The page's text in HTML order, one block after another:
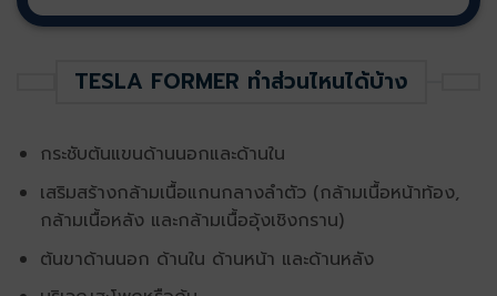
TESLA FORMER ทำส่วนไหนได้บ้าง
กระชับต้นแขนด้านนอกและด้านใน
เสริมสร้างกล้ามเนื้อแกนกลางลำตัว (กล้ามเนื้อหน้าท้อง,
กล้ามเนื้อหลัง และกล้ามเนื้ออุ้งเชิงกราน)
ต้นขาด้านนอก ด้านใน ด้านหน้า และด้านหลัง